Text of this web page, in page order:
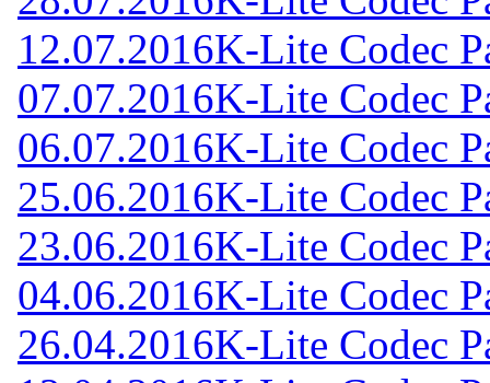
12.07.2016K-Lite Codec
07.07.2016K-Lite Codec
06.07.2016K-Lite Codec
25.06.2016K-Lite Codec
23.06.2016K-Lite Codec
04.06.2016K-Lite Codec
26.04.2016K-Lite Codec